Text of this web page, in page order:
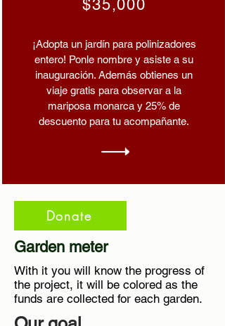
$35,000
¡Adopta un jardín para polinizadores
entero! Ponle nombre y asiste a su
inauguración. Además obtienes un
viaje gratis para observar a la
mariposa monarca y 25% de
descuento para tu acompañante.
Donate
Garden meter
With it you will know the progress of
the project, it will be colored as the
funds are collected for each garden.